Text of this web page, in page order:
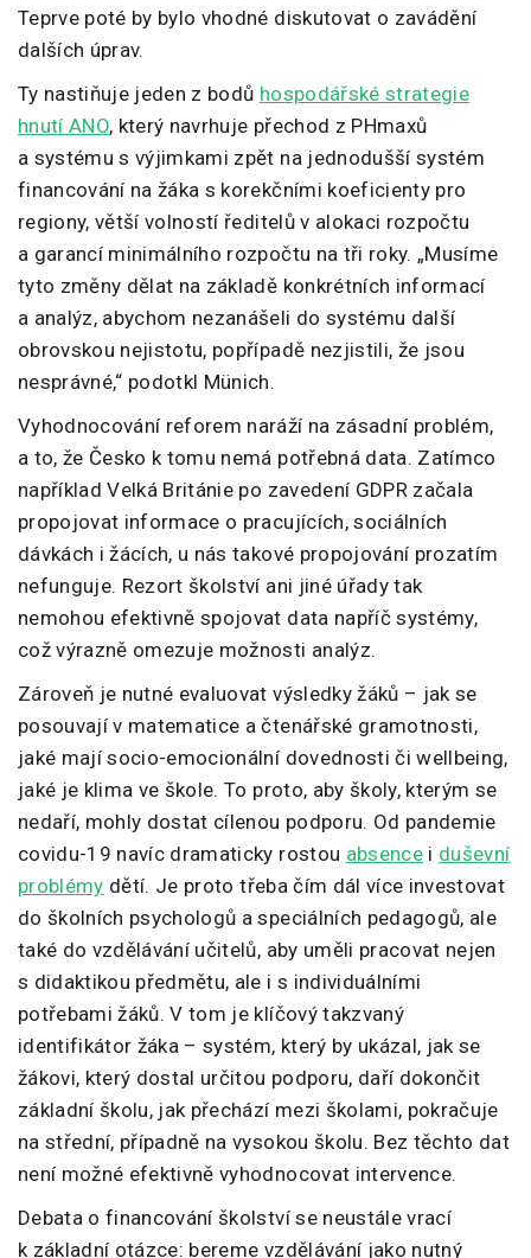
Teprve poté by bylo vhodné diskutovat o zavádění
dalších úprav.
Ty nastiňuje jeden z bodů hospodářské strategie
hnutí ANO, který navrhuje přechod z PHmaxů
a systému s výjimkami zpět na jednodušší systém
financování na žáka s korekčními koeficienty pro
regiony, větší volností ředitelů v alokaci rozpočtu
a garancí minimálního rozpočtu na tři roky. „Musíme
tyto změny dělat na základě konkrétních informací
a analýz, abychom nezanášeli do systému další
obrovskou nejistotu, popřípadě nezjistili, že jsou
nesprávné,“ podotkl Münich.
Vyhodnocování reforem naráží na zásadní problém,
a to, že Česko k tomu nemá potřebná data. Zatímco
například Velká Británie po zavedení GDPR začala
propojovat informace o pracujících, sociálních
dávkách i žácích, u nás takové propojování prozatím
nefunguje. Rezort školství ani jiné úřady tak
nemohou efektivně spojovat data napříč systémy,
což výrazně omezuje možnosti analýz.
Zároveň je nutné evaluovat výsledky žáků – jak se
posouvají v matematice a čtenářské gramotnosti,
jaké mají socio-emocionální dovednosti či wellbeing,
jaké je klima ve škole. To proto, aby školy, kterým se
nedaří, mohly dostat cílenou podporu. Od pandemie
covidu-19 navíc dramaticky rostou absencei duševní
problémy dětí. Je proto třeba čím dál více investovat
do školních psychologů a speciálních pedagogů, ale
také do vzdělávání učitelů, aby uměli pracovat nejen
s didaktikou předmětu, ale i s individuálními
potřebami žáků. V tom je klíčový takzvaný
identifikátor žáka – systém, který by ukázal, jak se
žákovi, který dostal určitou podporu, daří dokončit
základní školu, jak přechází mezi školami, pokračuje
na střední, případně na vysokou školu. Bez těchto dat
není možné efektivně vyhodnocovat intervence.
Debata o financování školství se neustále vrací
k základní otázce: bereme vzdělávání jako nutný